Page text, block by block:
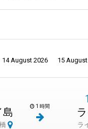
14 August 2026 15
島
1 時間
ラ